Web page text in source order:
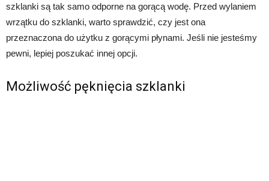
szklanki są tak samo odporne na gorącą wodę. Przed wylaniem
wrzątku do szklanki, warto sprawdzić, czy jest ona
przeznaczona do użytku z gorącymi płynami. Jeśli nie jesteśmy
pewni, lepiej poszukać innej opcji.
Możliwość pęknięcia szklanki